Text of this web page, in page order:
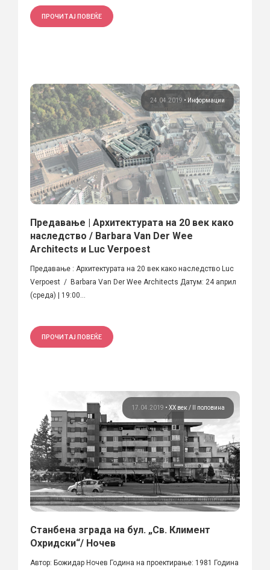
ПРОЧИТАЈ ПОВЕЌЕ
24.04.2019 • Информации
Предавање | Архитектурата на 20 век како
наследство / Barbara Van Der Wee
Architects и Luc Verpoest
Предавање : Архитектурата на 20 век како наследство Luc
Verpoest / Barbara Van Der Wee Architects Датум: 24 април
(среда) | 19:00...
ПРОЧИТАЈ ПОВЕЌЕ
17.04.2019 • ХХ век / II половина
Станбена зграда на бул. „Св. Климент
Охридски“/ Ночев
Автор: Божидар Ночев Година на проектирање: 1981 Година